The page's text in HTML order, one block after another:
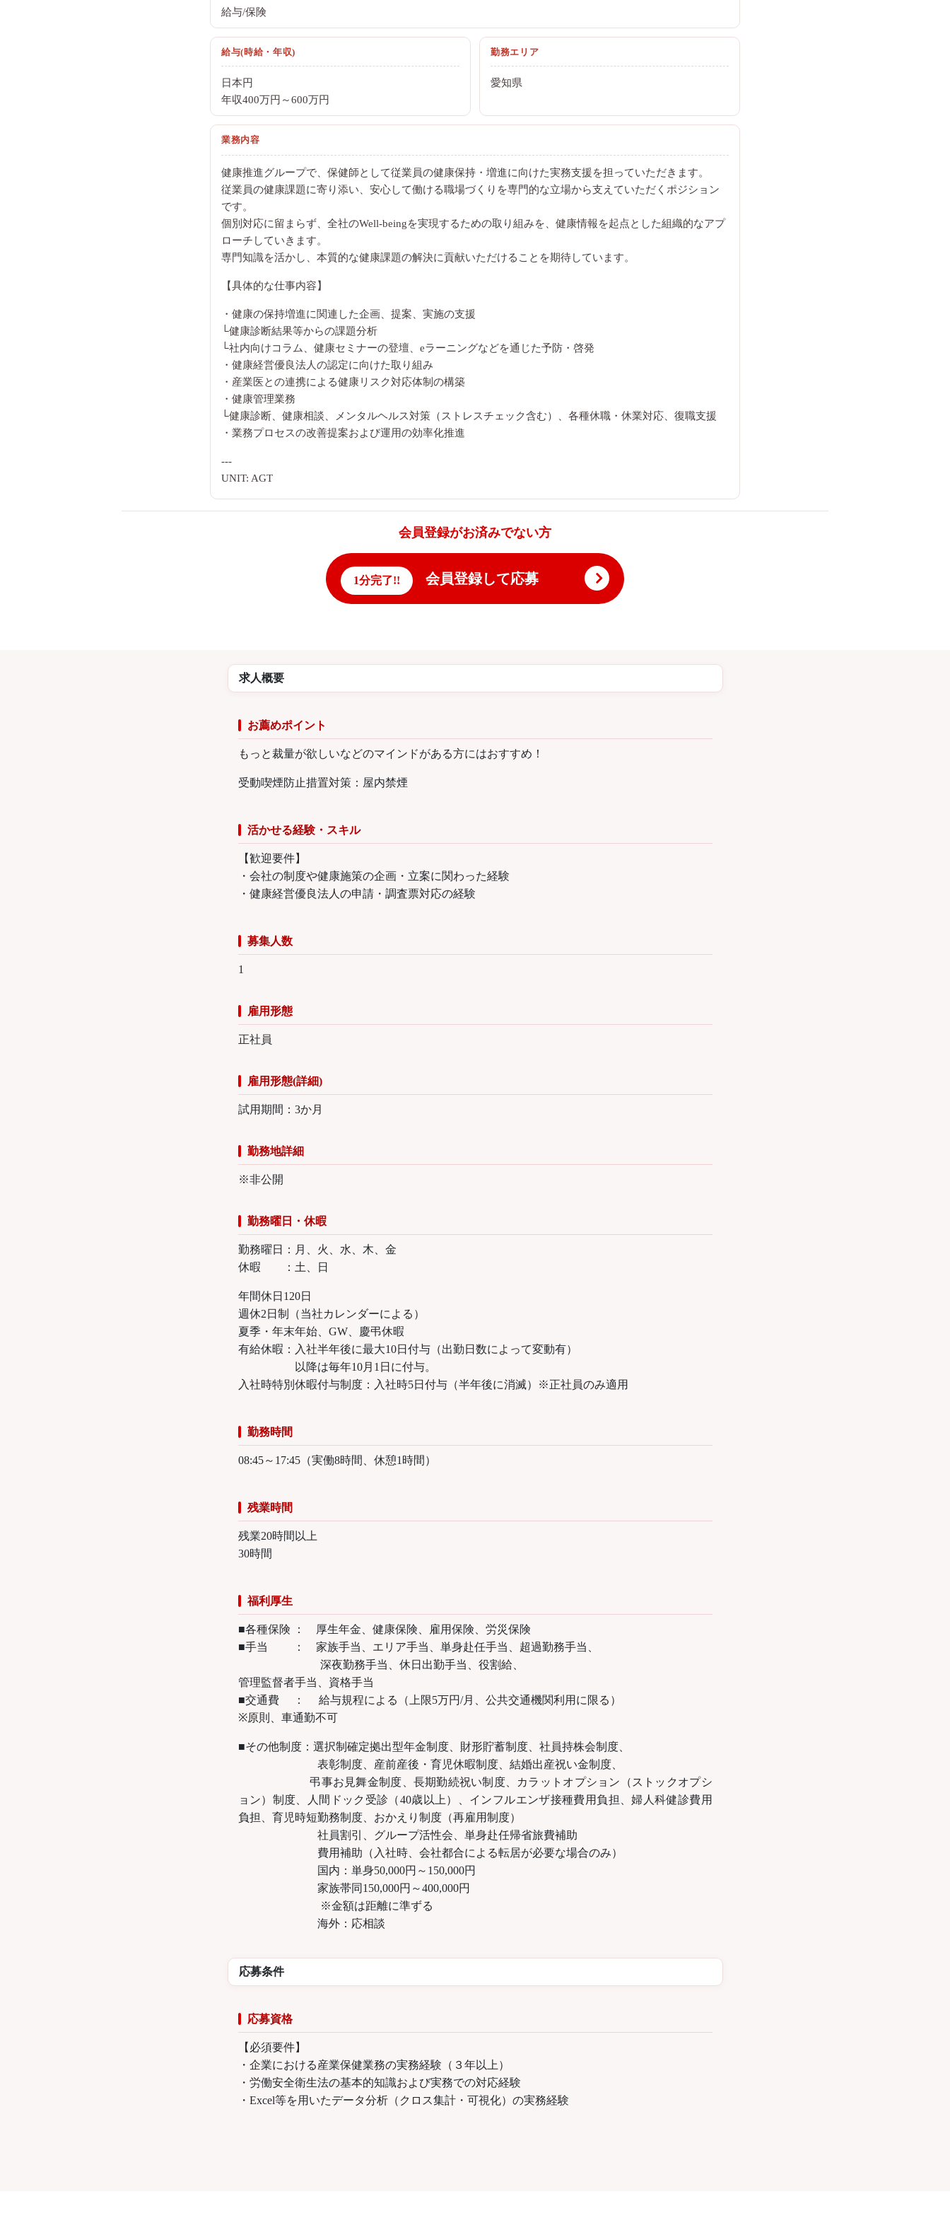
給与/保険
給与(時給・年収)
日本円
年収400万円～600万円
勤務エリア
愛知県
業務内容
健康推進グループで、保健師として従業員の健康保持・増進に向けた実務支援を担っていただきます。
従業員の健康課題に寄り添い、安心して働ける職場づくりを専門的な立場から支えていただくポジション
です。
個別対応に留まらず、全社のWell-beingを実現するための取り組みを、健康情報を起点とした組織的なアプ
ローチしていきます。
専門知識を活かし、本質的な健康課題の解決に貢献いただけることを期待しています。
【具体的な仕事内容】
・健康の保持増進に関連した企画、提案、実施の支援
└健康診断結果等からの課題分析
└社内向けコラム、健康セミナーの登壇、eラーニングなどを通じた予防・啓発
・健康経営優良法人の認定に向けた取り組み
・産業医との連携による健康リスク対応体制の構築
・健康管理業務
└健康診断、健康相談、メンタルヘルス対策（ストレスチェック含む）、各種休職・休業対応、復職支援
・業務プロセスの改善提案および運用の効率化推進
---
UNIT: AGT
会員登録がお済みでない方
1分完了!! 会員登録して応募
求人概要
お薦めポイント
もっと裁量が欲しいなどのマインドがある方にはおすすめ！
受動喫煙防止措置対策：屋内禁煙
活かせる経験・スキル
【歓迎要件】
・会社の制度や健康施策の企画・立案に関わった経験
・健康経営優良法人の申請・調査票対応の経験
募集人数
1
雇用形態
正社員
雇用形態(詳細)
試用期間：3か月
勤務地詳細
※非公開
勤務曜日・休暇
勤務曜日：月、火、水、木、金
休暇 ：土、日
年間休日120日
週休2日制（当社カレンダーによる）
夏季・年末年始、GW、慶弔休暇
有給休暇：入社半年後に最大10日付与（出勤日数によって変動有）
以降は毎年10月1日に付与。
入社時特別休暇付与制度：入社時5日付与（半年後に消滅）※正社員のみ適用
勤務時間
08:45～17:45（実働8時間、休憩1時間）
残業時間
残業20時間以上
30時間
福利厚生
■各種保険 ： 厚生年金、健康保険、雇用保険、労災保険
■手当 ： 家族手当、エリア手当、単身赴任手当、超過勤務手当、
深夜勤務手当、休日出勤手当、役割給、
管理監督者手当、資格手当
■交通費 ： 給与規程による（上限5万円/月、公共交通機関利用に限る）
※原則、車通勤不可
■その他制度：選択制確定拠出型年金制度、財形貯蓄制度、社員持株会制度、
表彰制度、産前産後・育児休暇制度、結婚出産祝い金制度、
弔事お見舞金制度、長期勤続祝い制度、カラットオプション（ストックオプシ
ョン）制度、人間ドック受診（40歳以上）、インフルエンザ接種費用負担、婦人科健診費用
負担、育児時短勤務制度、おかえり制度（再雇用制度）
社員割引、グループ活性会、単身赴任帰省旅費補助
費用補助（入社時、会社都合による転居が必要な場合のみ）
国内：単身50,000円～150,000円
家族帯同150,000円～400,000円
※金額は距離に準ずる
海外：応相談
応募条件
応募資格
【必須要件】
・企業における産業保健業務の実務経験（３年以上）
・労働安全衛生法の基本的知識および実務での対応経験
・Excel等を用いたデータ分析（クロス集計・可視化）の実務経験